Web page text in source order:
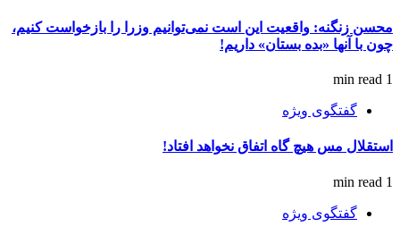
محسن زنگنه: واقعیت این است نمی‌توانیم وزرا را بازخواست کنیم،
چون با آنها «بده بستان» داریم!
1 min read
گفتگوی ویژه
استقلال مس هیچ گاه اتفاق نخواهد افتاد!
1 min read
گفتگوی ویژه